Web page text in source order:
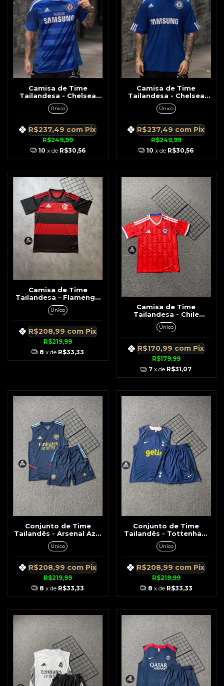
Camisa de Time
Tailandesa - Chelsea
Retrô Azul Nº 11 Drogba
08/09
Único
R$249,99
R$237,49 com Pix
10 x de R$30,56
Camisa de Time
Tailandesa - Chelsea
Retrô Azul Nº 13 Ballack
07/08
Único
R$249,99
R$237,49 com Pix
10 x de R$30,56
Camisa de Time
Tailandesa - Flamengo
Rubro Negra 2026 c/
Gola
Único
R$219,99
R$208,99 com Pix
8 x de R$33,33
Camisa de Time
Tailandesa - Chile
Vermelha 26
Único
R$179,99
R$170,99 com Pix
7 x de R$31,07
Conjunto de Time
Tailandês - Arsenal Azul
Escuro Detalhes
Dourado Regata / Short
Único
R$219,99
R$208,99 com Pix
8 x de R$33,33
Conjunto de Time
Tailandês - Tottenham
Azul Escuro c/ Rosa
Único
R$219,99
R$208,99 com Pix
8 x de R$33,33